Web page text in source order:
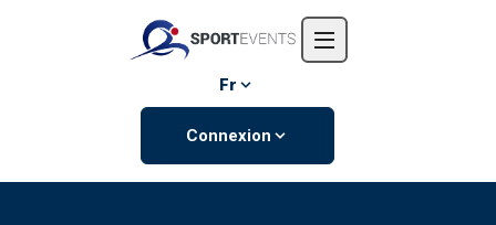
L'entreprise
Événements
Fr
Connexion